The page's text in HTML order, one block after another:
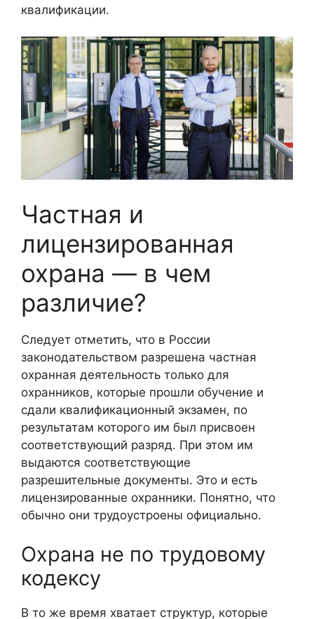
квалификации.
Частная и
лицензированная
охрана — в чем
различие?
Следует отметить, что в России
законодательством разрешена частная
охранная деятельность только для
охранников, которые прошли обучение и
сдали квалификационный экзамен, по
результатам которого им был присвоен
соответствующий разряд. При этом им
выдаются соответствующие
разрешительные документы. Это и есть
лицензированные охранники. Понятно, что
обычно они трудоустроены официально.
Охрана не по трудовому
кодексу
В то же время хватает структур, которые